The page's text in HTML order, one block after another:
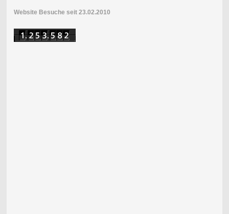
Website Besuche seit 23.02.2010